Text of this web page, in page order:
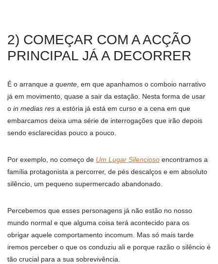
2) COMEÇAR COM A ACÇÃO
PRINCIPAL JÁ A DECORRER
É o arranque a quente, em que apanhamos o comboio narrativo
já em movimento, quase a sair da estação. Nesta forma de usar
o in medias res a estória já está em curso e a cena em que
embarcamos deixa uma série de interrogações que irão depois
sendo esclarecidas pouco a pouco.
Por exemplo, no começo de Um Lugar Silencioso encontramos a
família protagonista a percorrer, de pés descalços e em absoluto
silêncio, um pequeno supermercado abandonado.
Percebemos que esses personagens já não estão no nosso
mundo normal e que alguma coisa terá acontecido para os
obrigar aquele comportamento incomum. Mas só mais tarde
iremos perceber o que os conduziu ali e porque razão o silêncio é
tão crucial para a sua sobrevivência.